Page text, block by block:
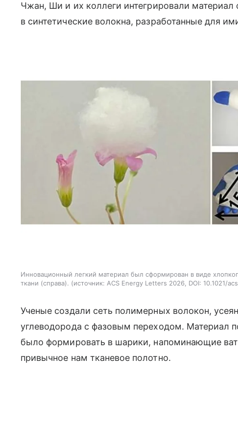
Чжан, Ши и их коллеги интегрировали
в синтетические волокна, разработанные для
Инновационный легкий материал был сформирован в виде
ткани (справа).
источник: ACS Energy Letters 2026, DOI: 10.1021/
Ученые создали сеть полимерных волокон,
углеводорода с фазовым переходом. Материал
было формировать в шарики, напоминающие
привычное нам тканевое полотно.